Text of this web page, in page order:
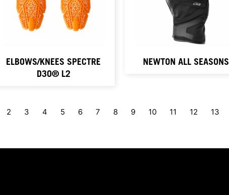
ELBOWS/KNEES SPECTRE
D3O® L2
NEWTON ALL SEASONS
2 3 4 5 6 7 8 9 10 11 12 13